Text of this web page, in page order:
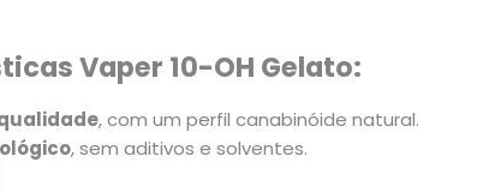
Vaper 10-OH Gelato:
, com um perfil canabinóide natural.
, sem aditivos e solventes.